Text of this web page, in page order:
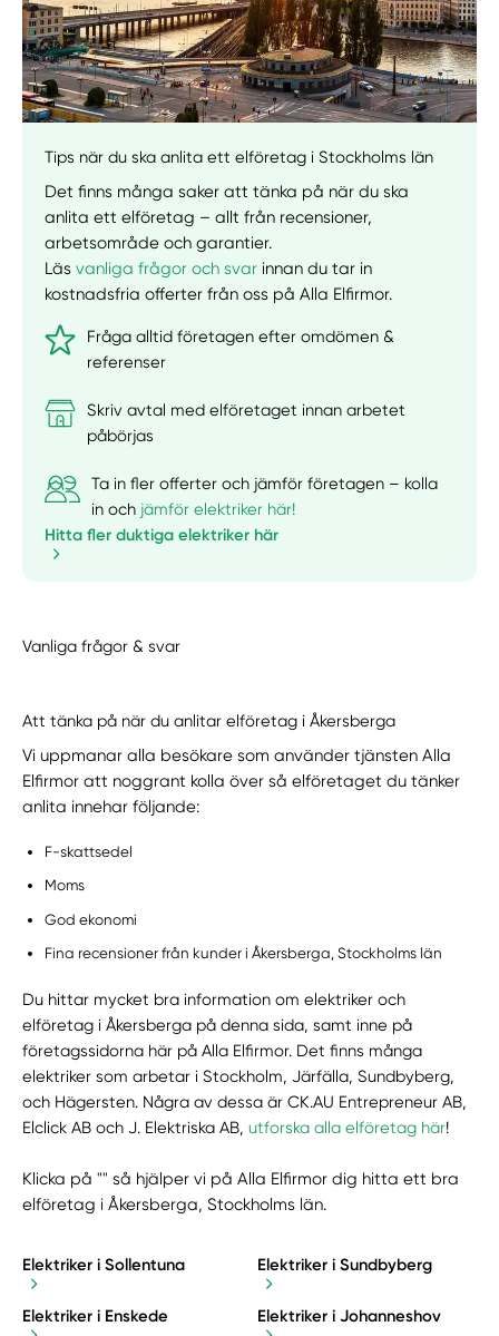
Manuellt Få hjälp
Välj tillvägagångssätt
Tips när du ska anlita ett elföretag i Stockholms län
Det finns många saker att tänka på när du ska
anlita ett elföretag – allt från recensioner,
arbetsområde och garantier.
Läsvanliga frågor och svar innan du tar in
kostnadsfria offerter från oss på Alla Elfirmor.
Fråga alltid företagen efter omdömen &
referenser
Skriv avtal med elföretaget innan arbetet
påbörjas
Ta in fler offerter och jämför företagen – kolla
in och jämför elektriker här!
Hitta fler duktiga elektriker här
Vanliga frågor & svar
Att tänka på när du anlitar elföretag i Åkersberga
Vi uppmanar alla besökare som använder tjänsten Alla
Elfirmor att noggrant kolla över så elföretaget du tänker
anlita innehar följande:
F-skattsedel
Moms
God ekonomi
Fina recensioner från kunder i Åkersberga, Stockholms län
Du hittar mycket bra information om elektriker och
elföretag i Åkersberga på denna sida, samt inne på
företagssidorna här på Alla Elfirmor. Det finns många
elektriker som arbetar i Stockholm, Järfälla, Sundbyberg,
och Hägersten. Några av dessa är CK.AU Entrepreneur AB,
Elclick AB och J. Elektriska AB,utforska alla elföretag här!
Klicka på "" så hjälper vi på Alla Elfirmor dig hitta ett bra
elföretag i Åkersberga, Stockholms län.
Elektriker i Sollentuna Elektriker i Sundbyberg
Elektriker i Enskede Elektriker i Johanneshov